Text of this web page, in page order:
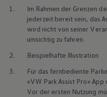
Mehr zurVolkswagen
Häufig
1.
Im Rahmen der Grenzen
jederzeit bereit sein, das
wird nicht von seiner
umsichtig zu fahren.
2.
Beispielhafte Illustration
3.
Für das fernbediente
«VW Park Assist Pro» App
Vor der ersten Nutzung